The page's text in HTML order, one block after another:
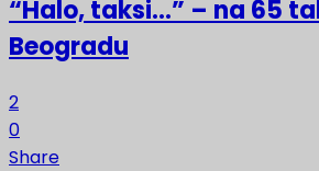
“Halo, taksi…” – na 65
Beogradu
2
0
Share